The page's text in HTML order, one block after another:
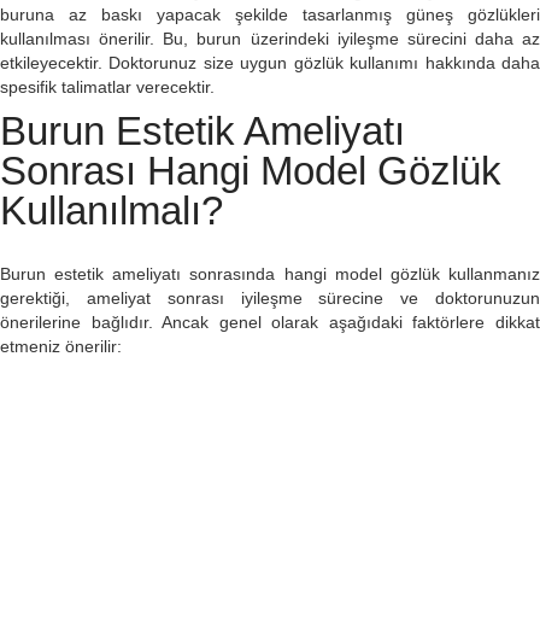
buruna az baskı yapacak şekilde tasarlanmış güneş gözlükleri
kullanılması önerilir. Bu, burun üzerindeki iyileşme sürecini daha az
etkileyecektir. Doktorunuz size uygun gözlük kullanımı hakkında daha
spesifik talimatlar verecektir.
Burun Estetik Ameliyatı
Sonrası Hangi Model Gözlük
Kullanılmalı?
Burun estetik ameliyatı sonrasında hangi model gözlük kullanmanız
gerektiği, ameliyat sonrası iyileşme sürecine ve doktorunuzun
önerilerine bağlıdır. Ancak genel olarak aşağıdaki faktörlere dikkat
etmeniz önerilir: